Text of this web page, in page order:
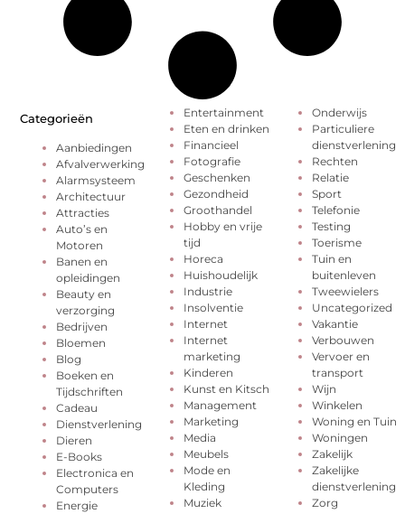
Categorieën
Aanbiedingen
Afvalverwerking
Alarmsysteem
Architectuur
Attracties
Auto’s en
Motoren
Banen en
opleidingen
Beauty en
verzorging
Bedrijven
Bloemen
Blog
Boeken en
Tijdschriften
Cadeau
Dienstverlening
Dieren
E-Books
Electronica en
Computers
Energie
Entertainment
Eten en drinken
Financieel
Fotografie
Geschenken
Gezondheid
Groothandel
Hobby en vrije
tijd
Horeca
Huishoudelijk
Industrie
Insolventie
Internet
Internet
marketing
Kinderen
Kunst en Kitsch
Management
Marketing
Media
Meubels
Mode en
Kleding
Muziek
Onderwijs
Particuliere
dienstverlening
Rechten
Relatie
Sport
Telefonie
Testing
Toerisme
Tuin en
buitenleven
Tweewielers
Uncategorized
Vakantie
Verbouwen
Vervoer en
transport
Wijn
Winkelen
Woning en Tuin
Woningen
Zakelijk
Zakelijke
dienstverlening
Zorg